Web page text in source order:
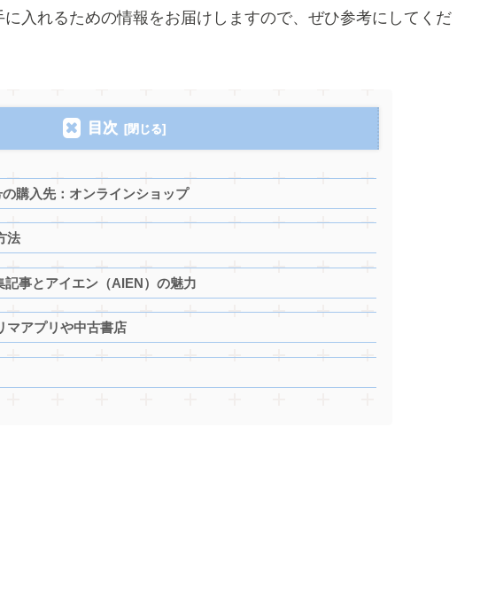
入れるための情報をお届けしますので、ぜひ参考にしてくだ
目次
購入先：オンラインショップ
法
事とアイエン（AIEN）の魅力
マアプリや中古書店